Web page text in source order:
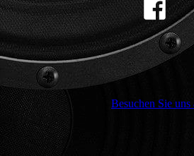
Besuchen Sie